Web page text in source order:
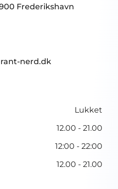
Frederikshavn
nerd.dk
Lukket
12.00 - 21.00
12:00 - 22:00
12.00 - 21.00